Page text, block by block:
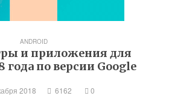
ANDROID
и приложения для
года по версии Google
2018 6162 0